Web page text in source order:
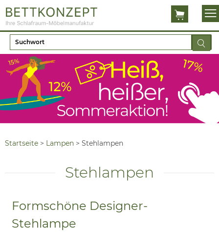
Startseite > Lampen > Stehlampen
Stehlampen
Formschöne Designer-
Stehlampe